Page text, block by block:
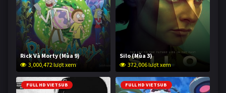
Rick Và Morty (Mùa 9)
3,000,472 lượt xem
Silo (Mùa 3)
372,006 lượt xem
FULL HD VIETSUB FULL HD VIETSUB